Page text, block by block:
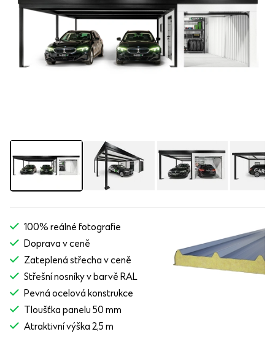
100% reálné fotografie
Doprava v ceně
Zateplená střecha v ceně
Střešní nosníky v barvě RAL
Pevná ocelová konstrukce
Tloušťka panelu 50 mm
Atraktivní výška 2,5 m